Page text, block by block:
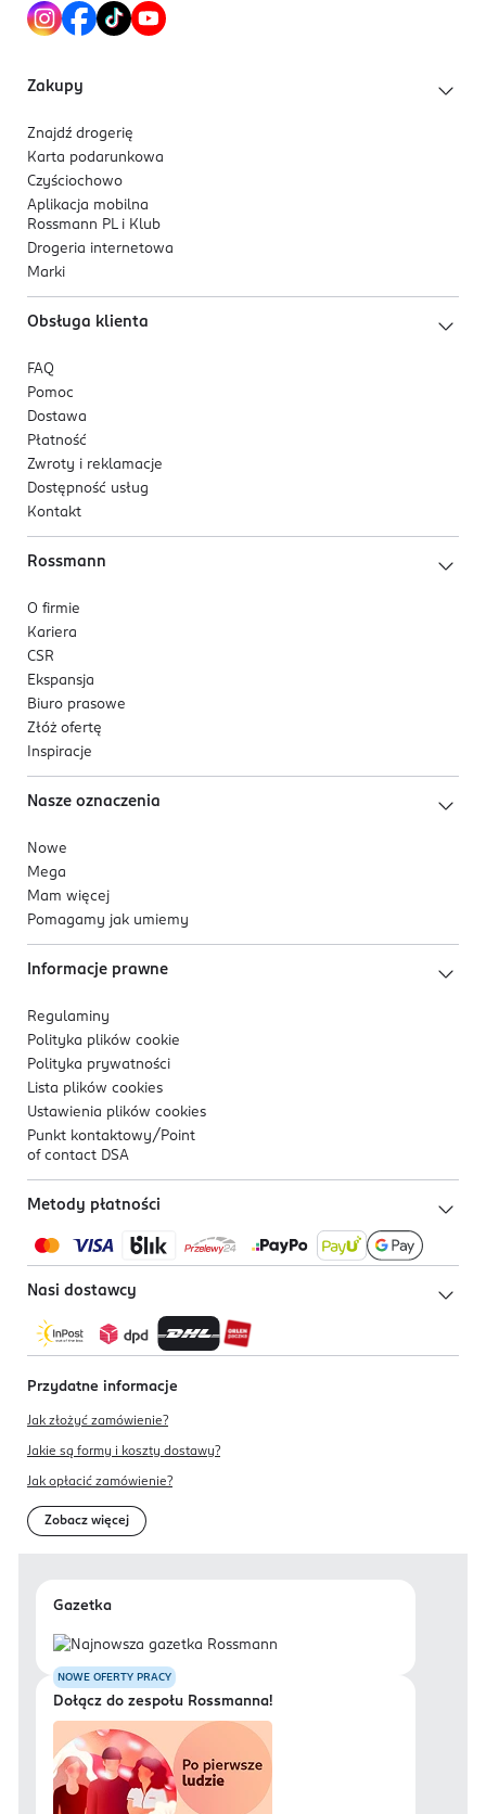
Zakupy
Znajdź drogerię
Karta podarunkowa
Czyściochowo
Aplikacja mobilna
Rossmann PL i Klub
Drogeria internetowa
Marki
Obsługa klienta
FAQ
Pomoc
Dostawa
Płatność
Zwroty i reklamacje
Dostępność usług
Kontakt
Rossmann
O firmie
Kariera
CSR
Ekspansja
Biuro prasowe
Złóż ofertę
Inspiracje
Nasze oznaczenia
Nowe
Mega
Mam więcej
Pomagamy jak umiemy
Informacje prawne
Regulaminy
Polityka plików cookie
Polityka prywatności
Lista plików cookies
Ustawienia plików cookies
Punkt kontaktowy/ Point
of contact DSA
Metody płatności
Nasi dostawcy
Przydatne informacje
Jak złożyć zamówienie?
Jakie są formy i koszty dostawy?
Jak opłacić zamówienie?
Zobacz więcej
Gazetka
NOWE OFERTY PRACY
Dołącz do zespołu Rossmanna!